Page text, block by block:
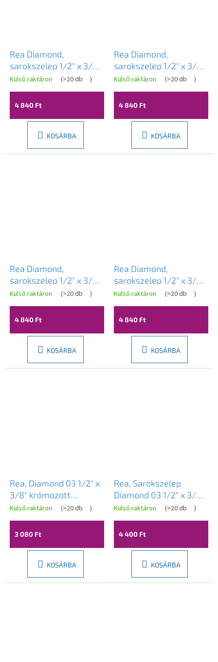
Rea Diamond,
sarokszelep 1/2" x 3/8",
matt arany, REA-03624
Külső raktáron (>20 db )
4 840 Ft
KOSÁRBA
Rea Diamond,
sarokszelep 1/2" x 3/8",
matt réz, REA-03625
Külső raktáron (>20 db )
4 840 Ft
KOSÁRBA
Rea Diamond,
sarokszelep 1/2" x 3/8",
grafit, REA-03626
Külső raktáron (>20 db )
4 840 Ft
KOSÁRBA
Rea Diamond,
sarokszelep 1/2" x 3/8",
szálcsiszolt acél, REA-
03627
Külső raktáron (>20 db )
4 840 Ft
KOSÁRBA
Rea, Diamond 03 1/2" x
3/8" krómozott
sarokszelep, REA-
03622
Külső raktáron (>20 db )
3 080 Ft
KOSÁRBA
Rea, Sarokszelep
Diamond 03 1/2" x 3/8"
Arany, REA-03623
Külső raktáron (>20 db )
4 400 Ft
KOSÁRBA